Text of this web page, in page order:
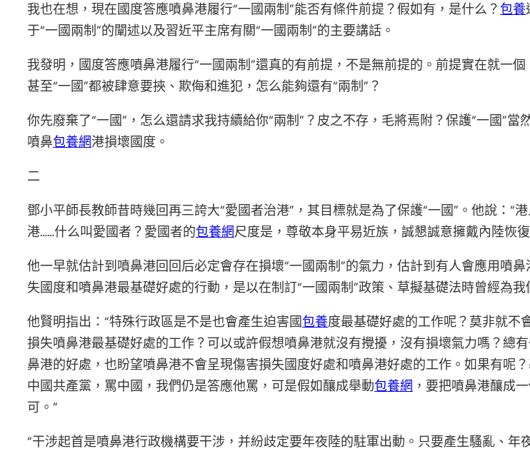
我也在想，現在國度答應噴鼻港履行“一國兩制”能否有條件前提？假如有，是什么？包養
于“一國兩制”的闡述以及習近平主席有關“一國兩制”的主要講話。
我發明，國度答應噴鼻港履行“一國兩制”還真的有前提，不是無前提的。前提實在就一
甚至“一國”都被肆意要挾、欺侮和進犯，怎么能夠還有“兩制”？
你先廢棄了“一國”，怎么還請求我持續給你“兩制”？皮之不存，毛將焉附？保護“一國”
噴鼻包養網港損壞國度。
二
鄧小平師長教師昔時幾回再三誇大“愛國者治港”，其目標就是為了保護“一國”。他說：
港……什么叫愛國者？愛國者的包養網尺度是，尊敬本身平易近族，誠懇誠意擁戴內陸恢
他一早就估計到噴鼻港回回后必定會存在損壞“一國兩制”的氣力，估計到有人會應用噴
失國度和噴鼻港最基礎好處的行動，是以在制訂“一國兩制”政策、草擬基礎法時曾經為
他賢明指出：“特殊行政區是不是也會產生迫害國包養度最基礎好處的工作呢？莫非就不
損失噴鼻港最基礎好處的工作？可以或許假想噴鼻港就沒有攪擾，沒有損壞氣力嗎？總
鼻港的好處，也盼望噴鼻港不會呈現傷害損失國度好處和噴鼻港好處的工作。如果有呢
中國共產黨，罵中國，我們仍是答應他罵，可是假如釀成舉動包養網 ，要把噴鼻港釀成
可。”
“干涉起首是噴鼻港行政機構要干涉，并紛歧定要年夜陸的駐軍出動。只要產生騷亂、年